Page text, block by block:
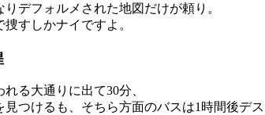
デフォルメされた地図だけが頼り。
すしかナイですよ。
る大通りに出て30分、
見つけるも、そちら方面のバスは1時間後デ